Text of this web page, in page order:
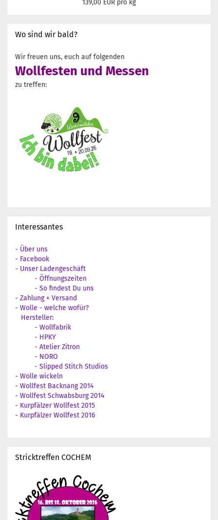
139,00 EUR pro kg
Wo sind wir bald?
Wir freuen uns, euch auf folgenden
Wollfesten und Messen
zu treffen:
Interessantes
- Über uns
- Facebook
- Unser Ladengeschäft
- Öffnungszeiten
- So findest Du uns
- Zahlung + Versand
- Wolle - welche wofür?
Hersteller:
- Wollfabrik
- HPKY
- Atelier Zitron
- NORO
- Slipped Stitch Studios
- Wolle wickeln
- Wollfest Backnang 2014
- Wollfest Schwabsburg 2014
- Kurpfälzer Wollfest 2015
- Kurpfälzer Wollfest 2016
Stricktreffen COCHEM